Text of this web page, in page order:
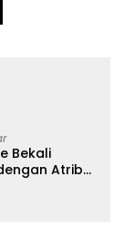
Bekali
Atribut